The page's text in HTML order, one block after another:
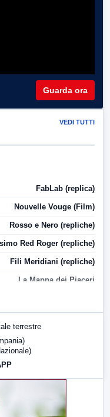
Guarda ora
VEDI TUTTI
FabLab (replica)
Nouvelle Vouge (Film)
Rosso e Nero (repliche)
Red Roger (repliche)
Fili Meridiani (repliche)
La Mappa dei Piaceri
LabNews (replica)
terrestre